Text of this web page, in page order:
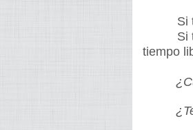
Si te
Si te
tiempo